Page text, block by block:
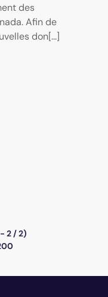
des
Afin de
don[...]
2 / 2)